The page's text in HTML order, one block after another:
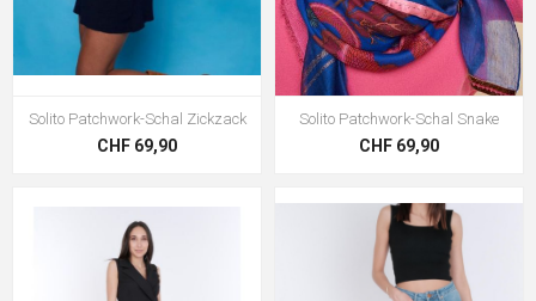
Solito Patchwork-Schal Zickzack
CHF 69,90
Solito Patchwork-Schal Snake
CHF 69,90